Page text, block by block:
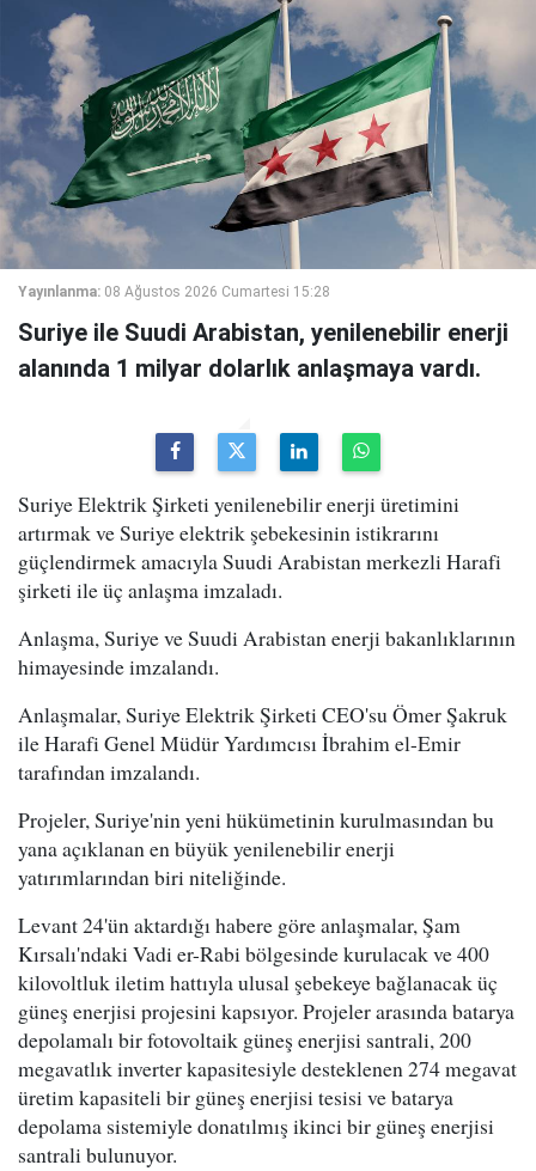
Yayınlanma: 08 Ağustos 2026 Cumartesi 15:28
Suriye ile Suudi Arabistan, yenilenebilir enerji
alanında 1 milyar dolarlık anlaşmaya vardı.
Suriye Elektrik Şirketi yenilenebilir enerji üretimini
artırmak ve Suriye elektrik şebekesinin istikrarını
güçlendirmek amacıyla Suudi Arabistan merkezli Harafi
şirketi ile üç anlaşma imzaladı.
Anlaşma, Suriye ve Suudi Arabistan enerji bakanlıklarının
himayesinde imzalandı.
Anlaşmalar, Suriye Elektrik Şirketi CEO'su Ömer Şakruk
ile Harafi Genel Müdür Yardımcısı İbrahim el-Emir
tarafından imzalandı.
Projeler, Suriye'nin yeni hükümetinin kurulmasından bu
yana açıklanan en büyük yenilenebilir enerji
yatırımlarından biri niteliğinde.
Levant 24'ün aktardığı habere göre anlaşmalar, Şam
Kırsalı'ndaki Vadi er-Rabi bölgesinde kurulacak ve 400
kilovoltluk iletim hattıyla ulusal şebekeye bağlanacak üç
güneş enerjisi projesini kapsıyor. Projeler arasında batarya
depolamalı bir fotovoltaik güneş enerjisi santrali, 200
megavatlık inverter kapasitesiyle desteklenen 274 megavat
üretim kapasiteli bir güneş enerjisi tesisi ve batarya
depolama sistemiyle donatılmış ikinci bir güneş enerjisi
santrali bulunuyor.